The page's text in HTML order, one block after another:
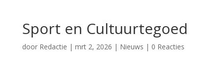
Sport en Cultuurtegoed
door Redactie | mrt 2, 2026 | Nieuws | 0 Reacties